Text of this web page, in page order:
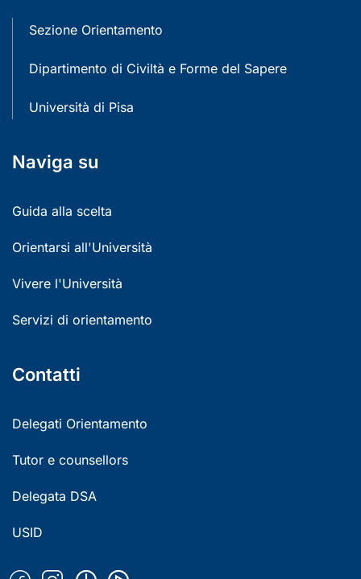
Sezione Orientamento
Dipartimento di Civiltà e Forme del Sapere
Università di Pisa
Naviga su
Guida alla scelta
Orientarsi all'Università
Vivere l'Università
Servizi di orientamento
Contatti
Delegati Orientamento
Tutor e counsellors
Delegata DSA
USID